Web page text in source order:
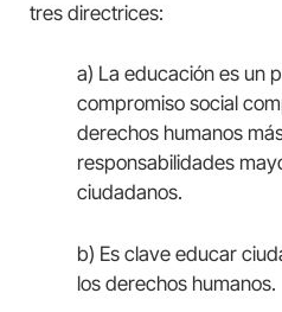
tres directrices:
a) La educación es un
compromiso social
derechos humanos
responsabilidades
ciudadanos.
b) Es clave educar
los derechos humanos.